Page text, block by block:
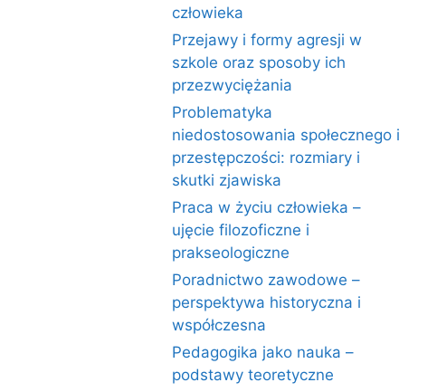
człowieka
Przejawy i formy agresji w
szkole oraz sposoby ich
przezwyciężania
Problematyka
niedostosowania społecznego i
przestępczości: rozmiary i
skutki zjawiska
Praca w życiu człowieka –
ujęcie filozoficzne i
prakseologiczne
Poradnictwo zawodowe –
perspektywa historyczna i
współczesna
Pedagogika jako nauka –
podstawy teoretyczne